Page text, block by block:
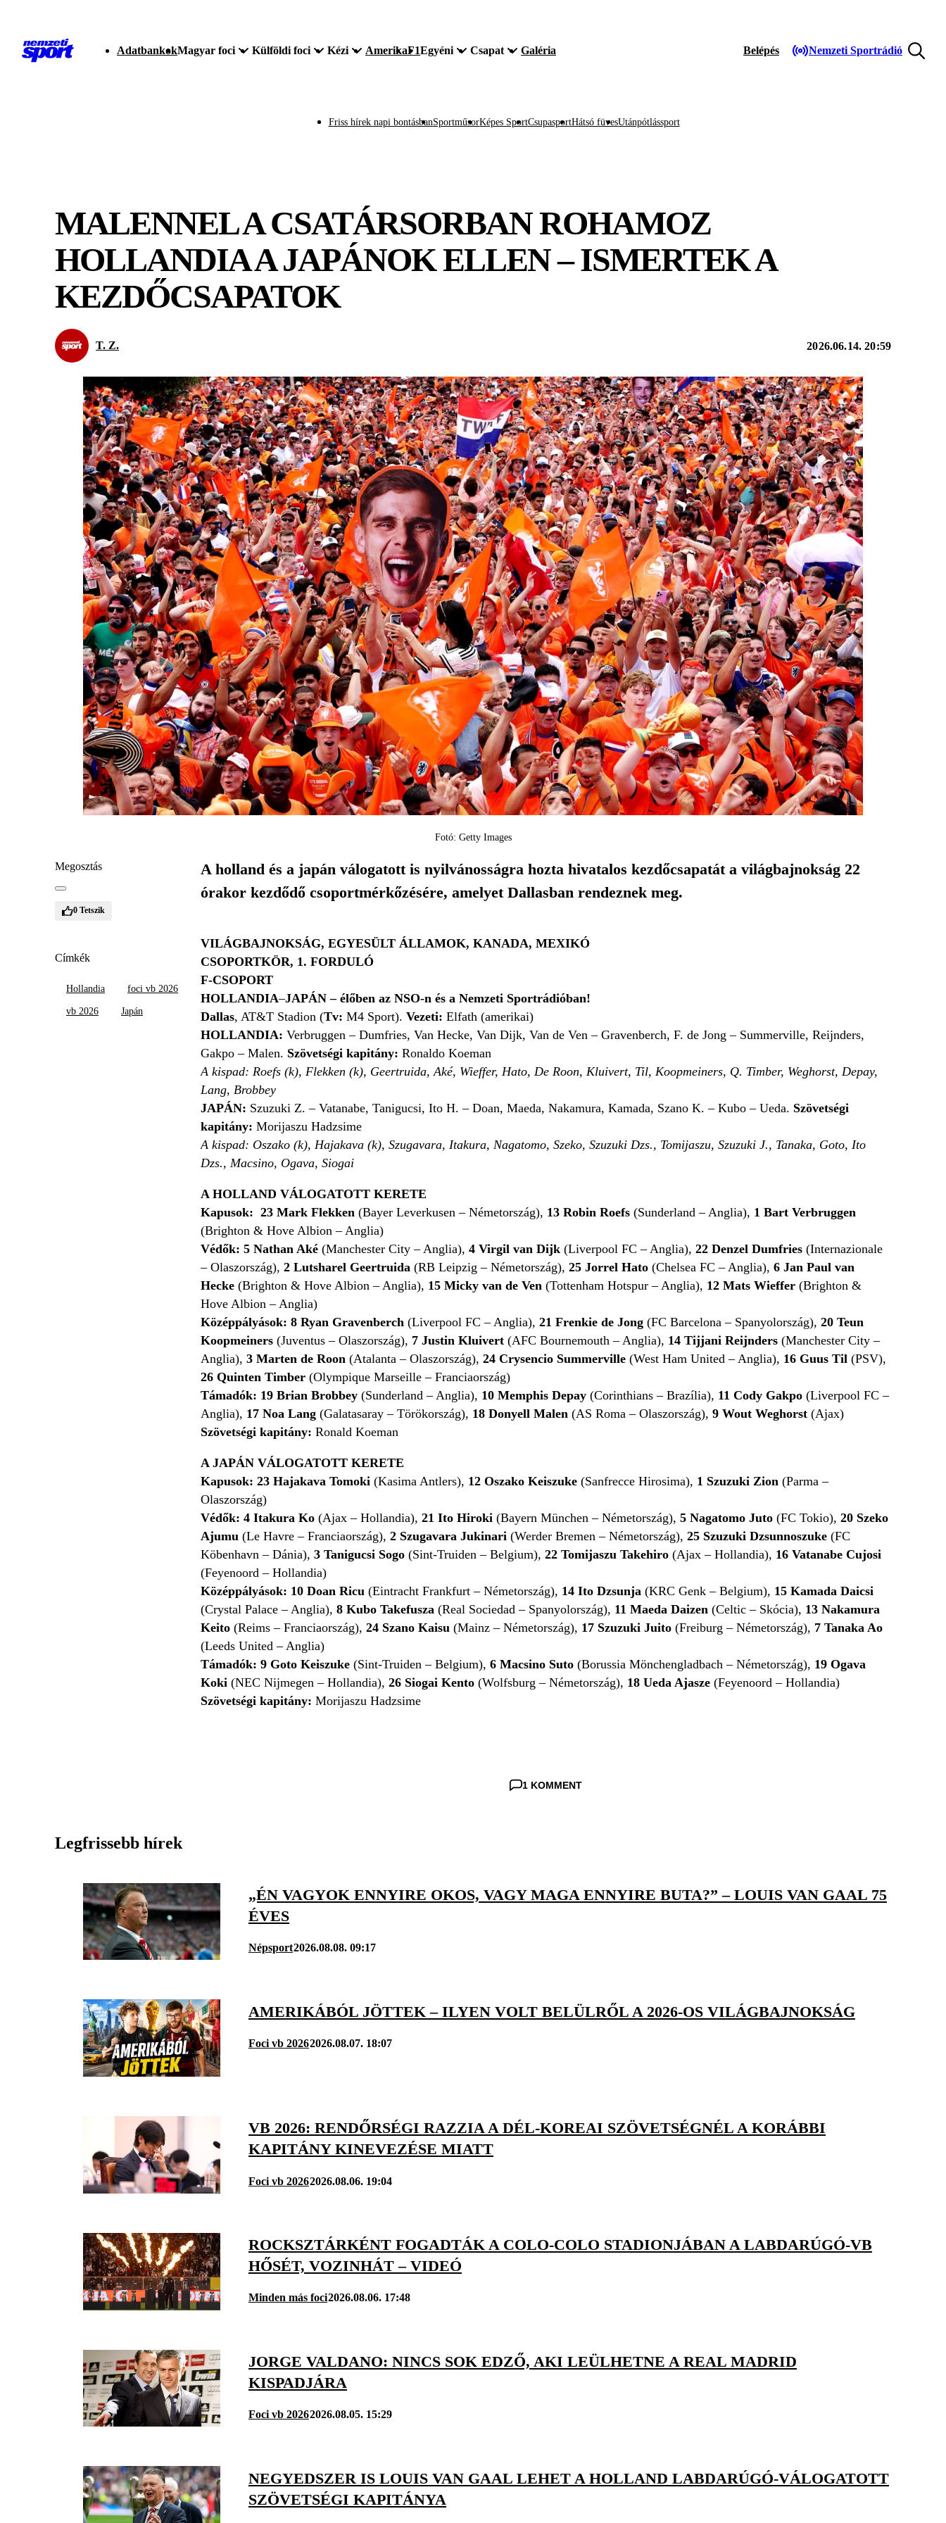
AdatbankokMagyar foci Külföldi foci Kézi AmerikaF1Egyéni Csapat Galéria Belépés Nemzeti Sportrádió
Friss hírek napi bontásbanSportműsorKépes SportCsupasportHátsó füvesUtánpótlássport
MALENNEL A CSATÁRSORBAN ROHAMOZ
HOLLANDIA A JAPÁNOK ELLEN – ISMERTEK A
KEZDŐCSAPATOK
T. Z. 2026.06.14. 20:59
Fotó: Getty Images
Megosztás
0 Tetszik
Címkék
Hollandia foci vb 2026
vb 2026 Japán
A holland és a japán válogatott is nyilvánosságra hozta hivatalos kezdőcsapatát a világbajnokság 22
órakor kezdődő csoportmérkőzésére, amelyet Dallasban rendeznek meg.
VILÁGBAJNOKSÁG, EGYESÜLT ÁLLAMOK, KANADA, MEXIKÓ
CSOPORTKÖR, 1. FORDULÓ
F-CSOPORT
HOLLANDIA–JAPÁN – élőben az NSO-n és a Nemzeti Sportrádióban!
Dallas, AT&T Stadion (Tv: M4 Sport). Vezeti: Elfath (amerikai)
HOLLANDIA: Verbruggen – Dumfries, Van Hecke, Van Dijk, Van de Ven – Gravenberch, F. de Jong – Summerville, Reijnders,
Gakpo – Malen. Szövetségi kapitány: Ronaldo Koeman
A kispad: Roefs (k), Flekken (k), Geertruida, Aké, Wieffer, Hato, De Roon, Kluivert, Til, Koopmeiners, Q. Timber, Weghorst, Depay,
Lang, Brobbey
JAPÁN: Szuzuki Z. – Vatanabe, Tanigucsi, Ito H. – Doan, Maeda, Nakamura, Kamada, Szano K. – Kubo – Ueda. Szövetségi
kapitány: Morijaszu Hadzsime
A kispad: Oszako (k), Hajakava (k), Szugavara, Itakura, Nagatomo, Szeko, Szuzuki Dzs., Tomijaszu, Szuzuki J., Tanaka, Goto, Ito
Dzs., Macsino, Ogava, Siogai
A HOLLAND VÁLOGATOTT KERETE
Kapusok: 23 Mark Flekken (Bayer Leverkusen – Németország), 13 Robin Roefs(Sunderland – Anglia), 1 Bart Verbruggen
(Brighton & Hove Albion – Anglia)
Védők: 5 Nathan Aké(Manchester City – Anglia), 4 Virgil van Dijk(Liverpool FC – Anglia), 22 Denzel Dumfries (Internazionale
– Olaszország), 2 Lutsharel Geertruida (RB Leipzig – Németország), 25 Jorrel Hato(Chelsea FC – Anglia), 6 Jan Paul van
Hecke(Brighton & Hove Albion – Anglia), 15 Micky van de Ven (Tottenham Hotspur – Anglia), 12 Mats Wieffer(Brighton &
Hove Albion – Anglia)
Középpályások: 8 Ryan Gravenberch (Liverpool FC – Anglia), 21 Frenkie de Jong(FC Barcelona – Spanyolország), 20 Teun
Koopmeiners(Juventus – Olaszország), 7 Justin Kluivert(AFC Bournemouth – Anglia), 14 Tijjani Reijnders (Manchester City –
Anglia), 3 Marten de Roon (Atalanta – Olaszország), 24 Crysencio Summerville(West Ham United – Anglia), 16 Guus Til (PSV),
26 Quinten Timber(Olympique Marseille – Franciaország)
Támadók: 19 Brian Brobbey(Sunderland – Anglia), 10 Memphis Depay(Corinthians – Brazília), 11 Cody Gakpo(Liverpool FC –
Anglia), 17 Noa Lang(Galatasaray – Törökország), 18 Donyell Malen (AS Roma – Olaszország), 9 Wout Weghorst (Ajax)
Szövetségi kapitány: Ronald Koeman
A JAPÁN VÁLOGATOTT KERETE
Kapusok: 23 Hajakava Tomoki (Kasima Antlers), 12 Oszako Keiszuke (Sanfrecce Hirosima), 1 Szuzuki ​Zion (Parma –
Olaszország)
Védők: 4 Itakura Ko(Ajax – Hollandia), 21 Ito Hiroki (Bayern München – Németország), 5 Nagatomo Juto(FC Tokio), 20 Szeko
Ajumu (Le Havre – Franciaország), 2 Szugavara Jukinari (Werder Bremen – Németország), 25 Szuzuki Dzsunnoszuke(FC
Köbenhavn – Dánia), 3 Tanigucsi Sogo(Sint-Truiden – Belgium), 22 Tomijaszu Takehiro(Ajax – Hollandia), 16 Vatanabe Cujosi
(Feyenoord – Hollandia)
Középpályások: 10 Doan Ricu (Eintracht Frankfurt – Németország), ​14 Ito Dzsunja (KRC Genk – Belgium), 15 Kamada Daicsi
(Crystal Palace – Anglia), 8 Kubo Takefusza (Real Sociedad – Spanyolország), 11 Maeda Daizen (Celtic – Skócia), 13 Nakamura
Keito(Reims – Franciaország), 24 Szano Kaisu (Mainz – Németország), 17 Szuzuki Juito(Freiburg – Németország), 7 Tanaka Ao
(Leeds United – Anglia)
Támadók: 9 Goto Keiszuke(Sint-Truiden – Belgium), 6 Macsino Suto(Borussia Mönchengladbach – Németország), 19 ​Ogava
Koki (NEC Nijmegen – Hollandia), 26 Siogai Kento(Wolfsburg – Németország), 18 Ueda Ajasze(Feyenoord – Hollandia)
Szövetségi kapitány: Morijaszu Hadzsime
1 KOMMENT
Legfrissebb hírek
„ÉN VAGYOK ENNYIRE OKOS, VAGY MAGA ENNYIRE BUTA?” – LOUIS VAN GAAL 75
ÉVES
Népsport2026.08.08. 09:17
AMERIKÁBÓL JÖTTEK – ILYEN VOLT BELÜLRŐL A 2026-OS VILÁGBAJNOKSÁG
Foci vb 20262026.08.07. 18:07
VB 2026: RENDŐRSÉGI RAZZIA A DÉL-KOREAI SZÖVETSÉGNÉL A KORÁBBI
KAPITÁNY KINEVEZÉSE MIATT
Foci vb 20262026.08.06. 19:04
ROCKSZTÁRKÉNT FOGADTÁK A COLO-COLO STADIONJÁBAN A LABDARÚGÓ-VB
HŐSÉT, VOZINHÁT – VIDEÓ
Minden más foci2026.08.06. 17:48
JORGE VALDANO: NINCS SOK EDZŐ, AKI LEÜLHETNE A REAL MADRID
KISPADJÁRA
Foci vb 20262026.08.05. 15:29
NEGYEDSZER IS LOUIS VAN GAAL LEHET A HOLLAND LABDARÚGÓ-VÁLOGATOTT
SZÖVETSÉGI KAPITÁNYA